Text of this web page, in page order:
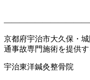
京都府宇治市大久保・
通事故専門施術を提供す
宇治東洋鍼灸整骨院